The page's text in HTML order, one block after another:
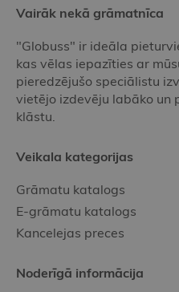
Vairāk nekā grāmatnīca
"Globuss" ir ideāla
kas vēlas iepazīties ar
pieredzējušo speciālistu
vietējo izdevēju labāko un
klāstu.
Veikala kategorijas
Grāmatu katalogs
E-grāmatu katalogs
Kancelejas preces
Noderīgā informācija